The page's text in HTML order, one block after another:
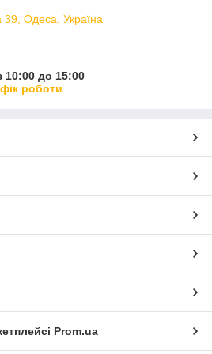
39, Одеса, Україна
10:00 до 15:00
роботи
Prom.ua